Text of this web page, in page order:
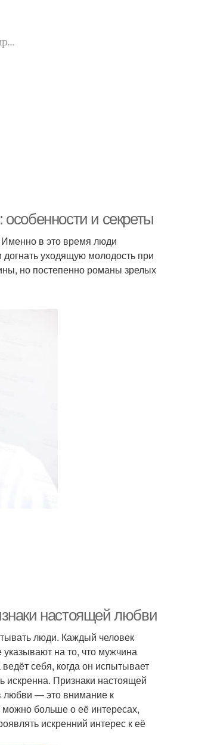
и секреты
в это время люди
уходящую молодость при
но постепенно романы зрелых
настоящей любви
люди. Каждый человек
на то, что мужчина
себя, когда он испытывает
искренна. Признаки настоящей
любви — это внимание к
можно больше о её интересах,
искренний интерес к её